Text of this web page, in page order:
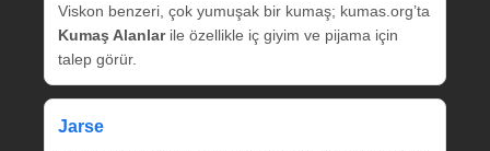
Viskon benzeri, çok yumuşak bir kumaş; kumas.org’ta
Kumaş Alanlarile özellikle iç giyim ve pijama için
talep görür.
Jarse